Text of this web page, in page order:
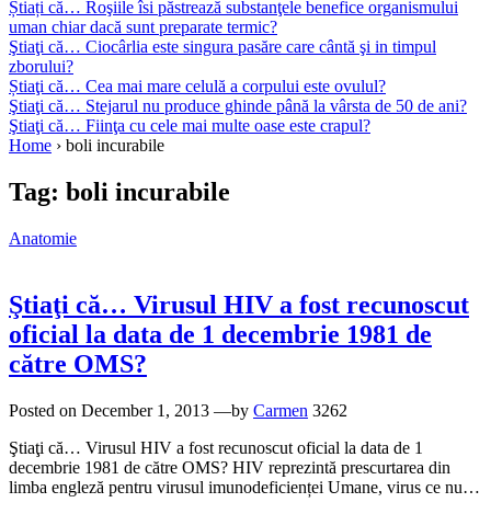
Știați că… Roşiile îsi păstrează substanţele benefice organismului
uman chiar dacă sunt preparate termic?
Ştiaţi că… Ciocârlia este singura pasăre care cântă şi in timpul
zborului?
Știaţi că… Cea mai mare celulă a corpului este ovulul?
Ştiaţi că… Stejarul nu produce ghinde până la vârsta de 50 de ani?
Ştiaţi că… Fiinţa cu cele mai multe oase este crapul?
Home › boli incurabile
Tag: boli incurabile
Anatomie
Ştiaţi că… Virusul HIV a fost recunoscut
oficial la data de 1 decembrie 1981 de
către OMS?
Posted on December 1, 2013 —by Carmen 3262
Ştiaţi că… Virusul HIV a fost recunoscut oficial la data de 1
decembrie 1981 de către OMS? HIV reprezintă prescurtarea din
limba engleză pentru virusul imunodeficienței Umane, virus ce nu…